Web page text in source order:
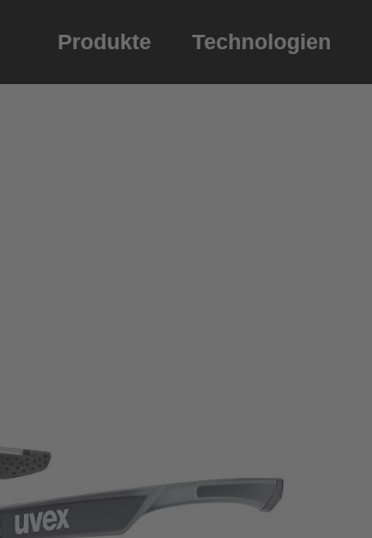
Produkte Technologien